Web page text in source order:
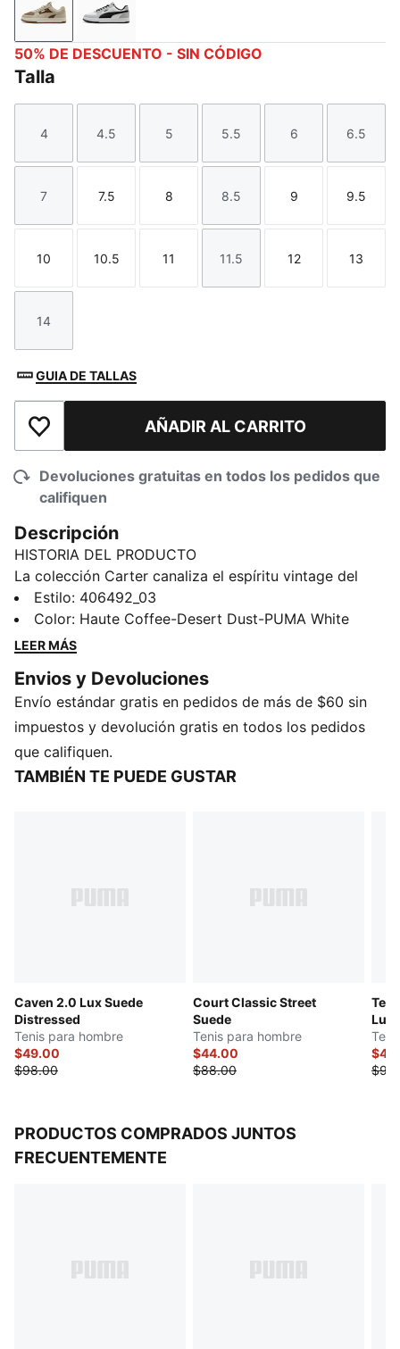
Haute Coffee-Desert Dust-PUMA White
PUMA White-PUMA Black-Harbor Mist
50% DE DESCUENTO - SIN CÓDIGO
Talla
Talla
4
Talla
4.5
Talla
5
Talla
5.5
Talla
6
Talla
6.5
Talla
7
Talla
7.5
Talla
8
Talla
8.5
Talla
9
Talla
9.5
Talla
10
Talla
10.5
Talla
11
Talla
11.5
Talla
12
Talla
13
Talla
14
GUIA DE TALLAS
Añadir a la lista de deseosAÑADIR AL CARRITO
Devoluciones gratuitas en todos los pedidos que
califiquen
Descripción
HISTORIA DEL PRODUCTO
La colección Carter canaliza el espíritu vintage del
basquetbol en estas atrevidas piezas para el día a día.
Con su entresuela apilada y su silueta llamativa, está
diseñado para llamar la atención y ofrecer comodidad
para un estilo que no hace concesiones.
CARACTERÍSTICAS Y BENEFICIOS
SOFTFOAM+: Sus plantillas cómodas están diseñadas
para amortiguar suavemente gracias a su talón extra
grueso.
Estilo: 406492_03
Color: Haute Coffee-Desert Dust-PUMA White
LEER MÁS
Envios y Devoluciones
Envío estándar gratis en pedidos de más de $60 sin
impuestos y devolución gratis en todos los pedidos
que califiquen.
TAMBIÉN TE PUEDE GUSTAR
Caven 2.0 Lux Suede
Distressed
Tenis para hombre
$49.00
$98.00
Court Classic Street
Suede
Tenis para hombre
$44.00
$88.00
Lux
PRODUCTOS COMPRADOS JUNTOS
FRECUENTEMENTE